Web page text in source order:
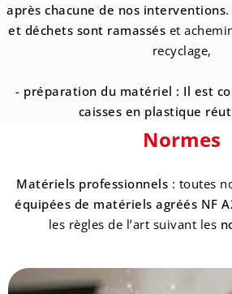
après chacune de nos interventions
et déchets sont ramassés et
recyclage,
- préparation du matériel : Il est
caisses en plastique
Normes
Matériels professionnels : toutes
équipées de matériels agréés NF
les règles de l’art suivant les